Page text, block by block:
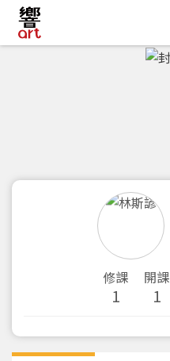
修課
1
開課
1